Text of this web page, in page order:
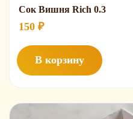
Сок Вишня Rich 0.3
150 ₽
В корзину